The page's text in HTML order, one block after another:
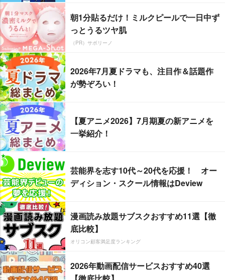
朝1分貼るだけ！ミルクピールで一日中ず
っとうるツヤ肌
（PR）サボリーノ
2026年7月夏ドラマも、注目作＆話題作
が勢ぞろい！
【夏アニメ2026】7月期夏の新アニメを
一挙紹介！
芸能界を志す10代～20代を応援！ オー
ディション・スクール情報はDeview
漫画読み放題サブスクおすすめ11選【徹
底比較】
オリコン顧客満足度ランキング
2026年動画配信サービスおすすめ40選